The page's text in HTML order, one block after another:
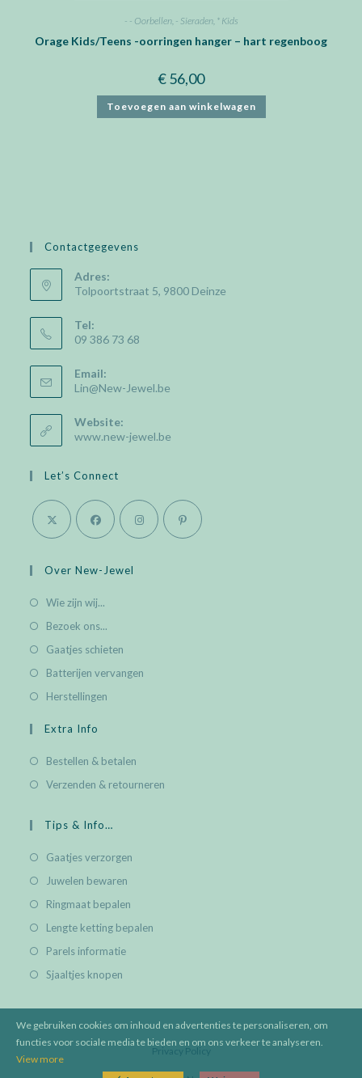
- - Oorbellen, - Sieraden, * Kids
Orage Kids/Teens -oorringen hanger – hart regenboog
€56,00
Toevoegen aan winkelwagen
Contactgegevens
Adres:
Tolpoortstraat 5, 9800 Deinze
Tel:
09 386 73 68
Email:
Lin@New-Jewel.be
Website:
www.new-jewel.be
Let’s Connect
in
new
tab
in
new
tab
in
Over New-Jewel
Wie zijn wij...
Bezoek ons...
Gaatjes schieten
Batterijen vervangen
Herstellingen
Extra Info
Bestellen & betalen
Verzenden & retourneren
Tips & Info…
Gaatjes verzorgen
Juwelen bewaren
Ringmaat bepalen
Lengte ketting bepalen
Parels informatie
Sjaaltjes knopen
Privacy Policy
We gebruiken cookies om inhoud en advertenties te personaliseren, om
functies voor sociale media te bieden en om ons verkeer te analyseren.
View more